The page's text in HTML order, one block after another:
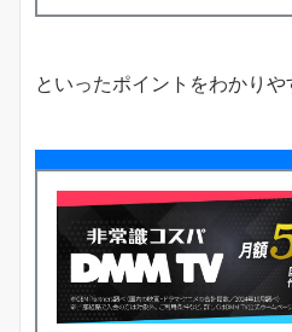
といったポイントをわかり